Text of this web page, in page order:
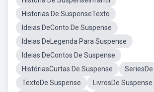
Historias De SuspenseTexto
Ideias DeConto De Suspense
Ideias DeLegenda Para Suspense
Ideias DeContos De Suspense
HistóriasCurtas De Suspense
TextoDe Suspense
LivrosDe Suspense